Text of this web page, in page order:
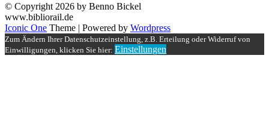
© Copyright 2026 by Benno Bickel
www.bibliorail.de
Iconic One Theme | Powered by Wordpress
Zum Ändern Ihrer Datenschutzeinstellung, z.B. Erteilung oder Widerruf von
Einwilligungen, klicken Sie hier: Einstellungen